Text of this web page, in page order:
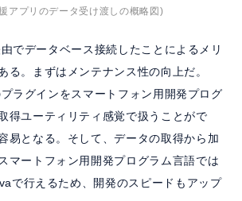
アプリのデータ受け渡しの概略図)
でデータベース接続したことによるメリ
る。まずはメンテナンス性の向上だ。
ラグインをスマートフォン用開発プログ
得ユーティリティ感覚で扱うことがで
易となる。そして、データの取得から加
マートフォン用開発プログラム言語では
で行えるため、開発のスピードもアップ